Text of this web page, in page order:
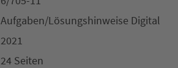
Aufgaben/Lösungshinweise Digital
2021
24 Seiten